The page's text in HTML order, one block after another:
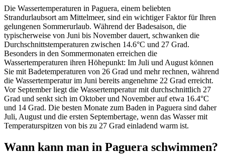
Die Wassertemperaturen in Paguera, einem beliebten
Strandurlaubsort am Mittelmeer, sind ein wichtiger Faktor für Ihren
gelungenen Sommerurlaub. Während der Badesaison, die
typischerweise von Juni bis November dauert, schwanken die
Durchschnittstemperaturen zwischen 14.6°C und 27 Grad.
Besonders in den Sommermonaten erreichen die
Wassertemperaturen ihren Höhepunkt: Im Juli und August können
Sie mit Badetemperaturen von 26 Grad und mehr rechnen, während
die Wassertemperatur im Juni bereits angenehme 22 Grad erreicht.
Vor September liegt die Wassertemperatur mit durchschnittlich 27
Grad und senkt sich im Oktober und November auf etwa 16.4°C
und 14 Grad. Die besten Monate zum Baden in Paguera sind daher
Juli, August und die ersten Septembertage, wenn das Wasser mit
Temperaturspitzen von bis zu 27 Grad einladend warm ist.
Wann kann man in Paguera schwimmen?